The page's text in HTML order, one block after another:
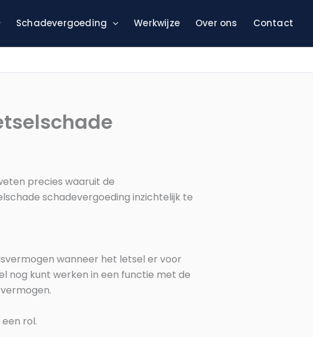
Schadevergoeding Werkwijze Over ons Contact
precies waaruit de
schadevergoeding inzichtelijk te
wanneer het letsel er voor
nog kunt werken in een functie met de
rol.